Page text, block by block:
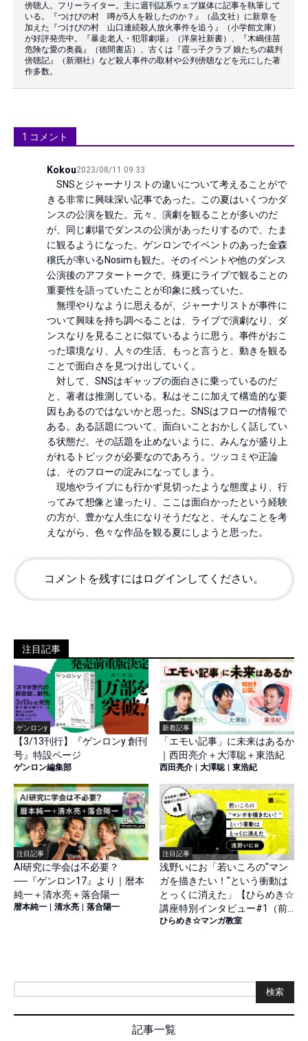
傍聴人。フリーライター。主に週刊誌系ウェブ媒体に記事を執筆して
いる。『つけびの村 噂が5人を殺したのか？』（晶文社）に新章を
加えた『つけびの村 山口連続殺人放火事件を追う』（小学館文庫）
が好評発売中。『暴走老人・犯罪劇場』（洋泉社新書）、『木嶋佳苗
危険な愛の奥義』（徳間書店）、古くは『霞っ子クラブ 娘たちの裁判
傍聴記』（新潮社）など殺人事件の取材や公判傍聴などを元にした著
作多数。
1 コメント
Kokou2023/08/11 09:33
SNSとジャーナリストの違いについて考えることがで
きる非常に興味深い記事であった。この夏はいくつかダ
ンスの公演を観た。元々、演劇を観ることが多いのだ
が、同じ劇場でダンスの公演があったりするので、たま
に観るようになった。ゲンロンでイベントのあった金森
穣氏が率いるNosimも観た。そのイベントや他のダンス
公演後のアフタートークで、殊更にライブで観ることの
重要性を語っていたことが印象に残っていた。
無理やりなように思えるが、ジャーナリストが事件に
ついて興味を持ち調べることは、ライブで演劇なり、ダ
ンスなりを見ることに似ているように思う。事件がおこ
った環境なり、人々の生活、もっと言うと、動きを観る
ことで面白さを見つけ出していく。
対して、SNSはギャップの面白さに乗っているのだ
と、著者は推測している。私はそこに加えて構造的な要
因もあるのではないかと思った。SNSはフローの情報で
ある。ある話題について、面白いことおかしく話してい
る状態だ。その話題を止めないように、みんなが盛り上
がれるトピックが必要なのであろう。ツッコミや正論
は、そのフローの淀みになってしまう。
現地やライブにも行かず見切ったような態度より、行
ってみて想像と違ったり、ここは面白かったという経験
の方が、豊かな人生になりそうだなと、そんなことを考
えながら、色々な作品を観る夏にしようと思った。
コメントを残すにはログインしてください。
注目記事
ゲンロンy
【3/13刊行】『ゲンロンy 創刊
号』特設ページ
ゲンロン編集部
新着記事
「エモい記事」に未来はあるか
｜西田亮介＋大澤聡＋東浩紀
西田亮介 大澤聡 東浩紀
注目記事
AI研究に学会は不必要？
──『ゲンロン17』より｜暦本
純一＋清水亮＋落合陽一
暦本純一 | 清水亮 | 落合陽一
注目記事
浅野いにお「若いころの"マン
ガを描きたい！"という衝動は
とっくに消えた」【ひらめき☆
講座特別インタビュー#1（前
篇）】
ひらめき☆マンガ教室
検索
記事一覧